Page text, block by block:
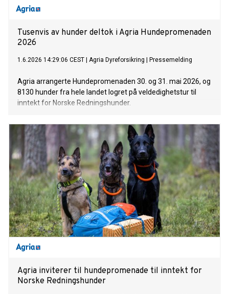
Tusenvis av hunder deltok i Agria Hundepromenaden
2026
1.6.2026 14:29:06 CEST Agria Dyreforsikring Pressemelding
Agria arrangerte Hundepromenaden 30. og 31. mai 2026, og
8130 hunder fra hele landet logret på veldedighetstur til
inntekt for Norske Redningshunder.
Agria inviterer til hundepromenade til inntekt for
Norske Redningshunder